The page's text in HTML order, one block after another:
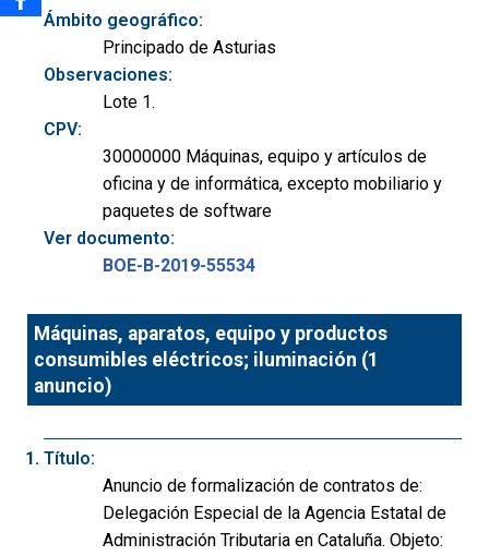
Ámbito geográfico:
Principado de Asturias
Observaciones:
Lote 1.
CPV:
30000000 Máquinas, equipo y artículos de
oficina y de informática, excepto mobiliario y
paquetes de software
Ver documento:
BOE-B-2019-55534
Máquinas, aparatos, equipo y productos
consumibles eléctricos; iluminación (1
anuncio)
Título:
Anuncio de formalización de contratos de:
Delegación Especial de la Agencia Estatal de
Administración Tributaria en Cataluña. Objeto: